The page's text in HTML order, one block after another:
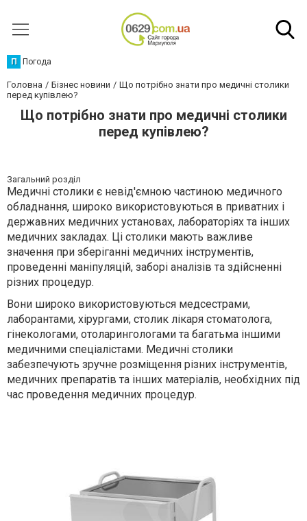
П Погода
Головна Бізнес новини
Що потрібно знати про медичні столики
перед купівлею?
Що потрібно знати про медичні столики
перед купівлею?
Загальний розділ
Медичні столики є невід'ємною частиною медичного
обладнання, широко використовуються в приватних і
державних медичних установах, лабораторіях та інших
медичних закладах. Ці столики мають важливе
значення при зберіганні медичних інструментів,
проведенні маніпуляцій, заборі аналізів та здійсненні
різних процедур.
Вони широко використовуються медсестрами,
лаборантами, хірургами, столик лікаря стоматолога,
гінекологами, отоларингологами та багатьма іншими
медичними спеціалістами. Медичні столики
забезпечують зручне розміщення різних інструментів,
медичних препаратів та інших матеріалів, необхідних під
час проведення медичних процедур.